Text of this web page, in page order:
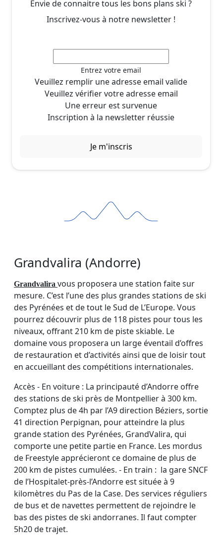
Envie de connaitre tous les bons plans ski ?
Inscrivez-vous à notre newsletter !
Entrez votre email
Veuillez remplir une adresse email valide
Veuillez vérifier votre adresse email
Une erreur est survenue
Inscription à la newsletter réussie
Je m'inscris
Grandvalira (Andorre)
Grandvalira vous proposera une station faite sur
mesure. C’est l’une des plus grandes stations de ski
des Pyrénées et de tout le Sud de L’Europe. Vous
pourrez découvrir plus de 118 pistes pour tous les
niveaux, offrant 210 km de piste skiable. Le
domaine vous proposera un large éventail d’offres
de restauration et d’activités ainsi que de loisir tout
en accueillant des compétitions internationales.
Accès - En voiture : La principauté d’Andorre offre
des stations de ski près de Montpellier à 300 km.
Comptez plus de 4h par l’A9 direction Béziers, sortie
41 direction Perpignan, pour atteindre la plus
grande station des Pyrénées, GrandValira, qui
comporte une petite partie en France. Les mordus
de Freestyle apprécieront ce domaine de plus de
200 km de pistes cumulées. - En train : la gare SNCF
de l’Hospitalet-près-l’Andorre est située à 9
kilomètres du Pas de la Case. Des services réguliers
de bus et de navettes permettent de rejoindre le
bas des pistes de ski andorranes. Il faut compter
5h20 de trajet.